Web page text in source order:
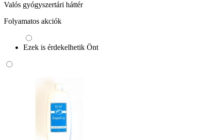
Valós gyógyszertári háttér
Folyamatos akciók
Ezek is érdekelhetik Önt